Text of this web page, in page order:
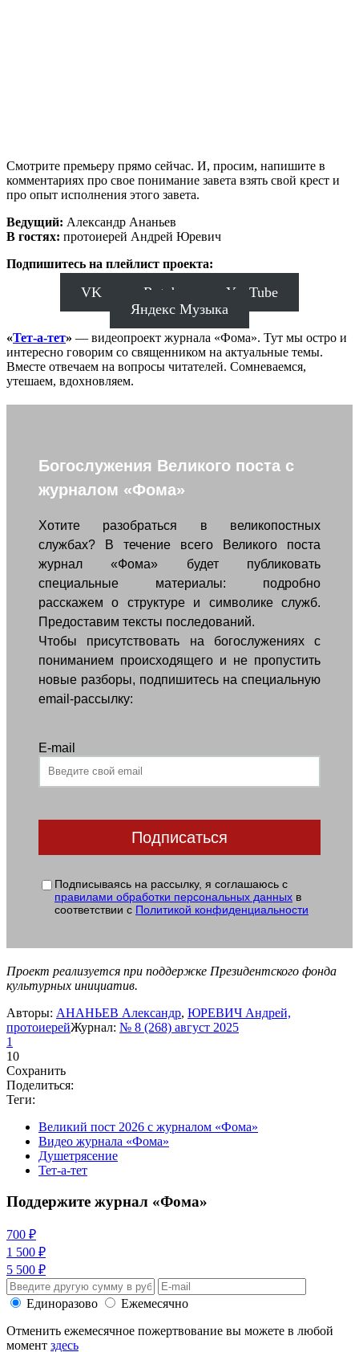
Смотрите премьеру прямо сейчас. И, просим, напишите в
комментариях про свое понимание завета взять свой крест и
про опыт исполнения этого завета.
Ведущий: Александр Ананьев
В гостях: протоиерей Андрей Юревич
Подпишитесь на плейлист проекта:
VK Rutube
YouTube
Яндекс Музыка
«Тет-а-тет» — видеопроект журнала «Фома». Тут мы остро и
интересно говорим со священником на актуальные темы.
Вместе отвечаем на вопросы читателей. Сомневаемся,
утешаем, вдохновляем.
Богослужения Великого поста с
журналом «Фома»
Хотите разобраться в великопостных
службах? В течение всего Великого поста
журнал «Фома» будет публиковать
специальные материалы: подробно
расскажем о структуре и символике служб.
Предоставим тексты последований.
Чтобы присутствовать на богослужениях с
пониманием происходящего и не пропустить
новые разборы, подпишитесь на специальную
email-рассылку:
E-mail
Подписываясь на рассылку, я соглашаюсь с
правилами обработки персональных данных в
соответствии с Политикой конфиденциальности
Проект реализуется при поддержке Президентского фонда
культурных инициатив.
Авторы: АНАНЬЕВ Александр, ЮРЕВИЧ Андрей,
протоиерейЖурнал: № 8 (268) август 2025
1
10
Сохранить
Поделиться:
Теги:
Великий пост 2026 с журналом «Фома»
Видео журнала «Фома»
Душетрясение
Тет-а-тет
Поддержите журнал «Фома»
700 ₽
1 500 ₽
5 500 ₽
Единоразово
Ежемесячно
Отменить ежемесячное пожертвование вы можете в любой
момент здесь